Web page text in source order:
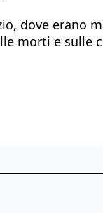
dove erano
morti e sulle